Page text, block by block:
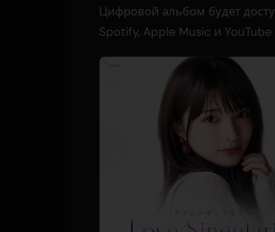
Цифровой альбом будет
Spotify, Apple Music и YouTube